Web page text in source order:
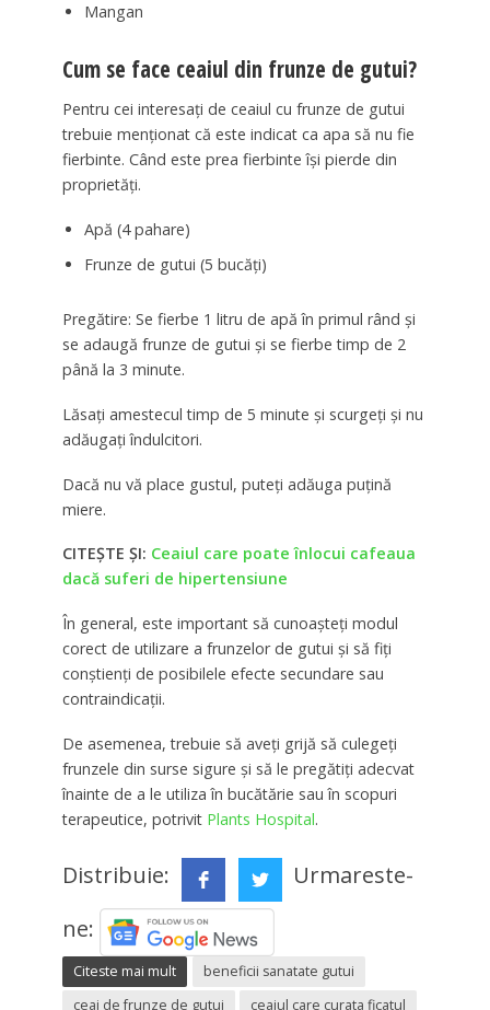
Mangan
Cum se face ceaiul din frunze de gutui?
Pentru cei interesați de ceaiul cu frunze de gutui
trebuie menționat că este indicat ca apa să nu fie
fierbinte. Când este prea fierbinte își pierde din
proprietăți.
Apă (4 pahare)
Frunze de gutui (5 bucăți)
Pregătire: Se fierbe 1 litru de apă în primul rând și
se adaugă frunze de gutui și se fierbe timp de 2
până la 3 minute.
Lăsați amestecul timp de 5 minute și scurgeți și nu
adăugați îndulcitori.
Dacă nu vă place gustul, puteți adăuga puțină
miere.
CITEȘTE ȘI: Ceaiul care poate înlocui cafeaua
dacă suferi de hipertensiune
În general, este important să cunoașteți modul
corect de utilizare a frunzelor de gutui și să fiți
conștienți de posibilele efecte secundare sau
contraindicații.
De asemenea, trebuie să aveți grijă să culegeți
frunzele din surse sigure și să le pregătiți adecvat
înainte de a le utiliza în bucătărie sau în scopuri
terapeutice, potrivit Plants Hospital.
Distribuie:
Urmareste-
ne:
Citeste mai mult
beneficii sanatate gutui
ceai de frunze de gutui
ceaiul care curata ficatul